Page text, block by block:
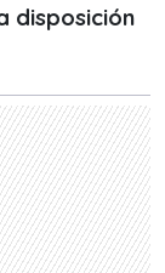
disposición